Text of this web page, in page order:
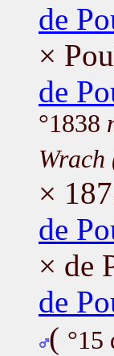
de
×
de
°1838
Wrach
×
de
× de
de
( °15